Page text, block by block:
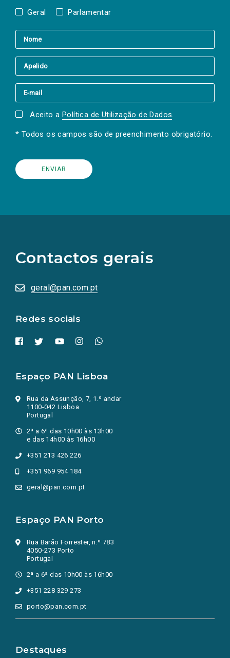
Geral Parlamentar
Aceito a Política de Utilização de Dados.
* Todos os campos são de preenchimento obrigatório.
Contactos gerais
geral@pan.com.pt
Redes sociais
redes
sociais
numa
nova
Espaço PAN Lisboa
Rua da Assunção, 7, 1.º andar
1100-042 Lisboa
Portugal
2ª a 6ª das 10h00 às 13h00
e das 14h00 às 16h00
+351 213 426 226
+351 969 954 184
geral@pan.com.pt
Espaço PAN Porto
Rua Barão Forrester, n.º 783
4050-273 Porto
Portugal
2ª a 6ª das 10h00 às 16h00
+351 228 329 273
porto@pan.com.pt
Destaques